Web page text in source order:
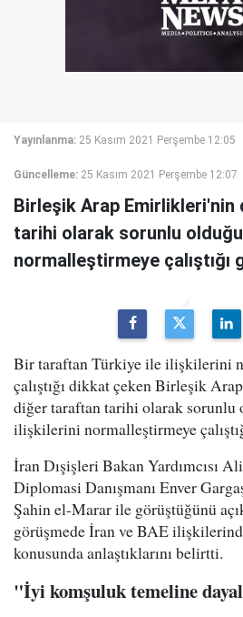
Yayınlanma: 25 Kasım 2021 Perşembe 12:05
Güncelleme: 25 Kasım 2021 Perşembe 12:07
Birleşik Arap
tarihi olarak sorunlu
normalleştirmeye çalıştığı
Bir taraftan Türkiye ile ilişkilerini
çalıştığı dikkat çeken Birleşik
diğer taraftan tarihi olarak sorunlu
ilişkilerini normalleştirmeye
İran Dışişleri Bakan Yardımcısı
Diplomasi Danışmanı Enver
Şahin el-Marar ile görüştüğünü
görüşmede İran ve BAE
konusunda anlaştıklarını belirtti.
"İyi komşuluk temeline